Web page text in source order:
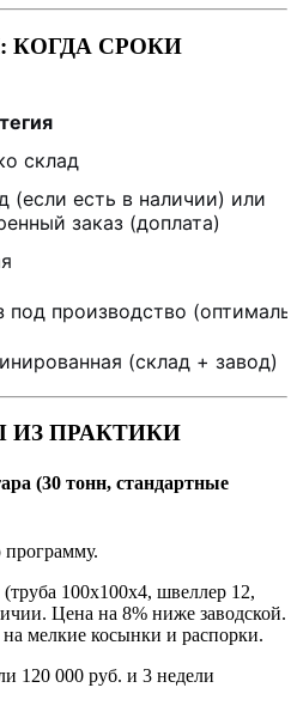
КОГДА СРОКИ
склад
(если есть в наличии) или
заказ (доплата)
под производство
(склад + завод)
ПРАКТИКИ
(30 тонн, стандартные
100x100x4, швеллер 12,
Цена на 8% ниже заводской.
мелкие косынки и распорки.
120 000 руб. и 3 недели